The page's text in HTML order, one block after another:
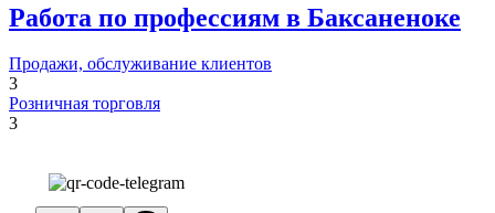
Работа по профессиям в Баксаненоке
Продажи, обслуживание клиентов
3
Розничная торговля
3